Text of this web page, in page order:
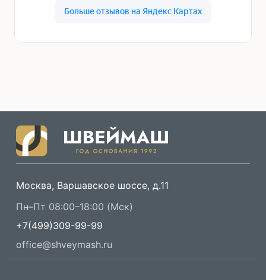
Москва, Варшавское шоссе, д.11
Пн–Пт 08:00–18:00 (Мск)
+7(499)309-99-99
office@shveymash.ru